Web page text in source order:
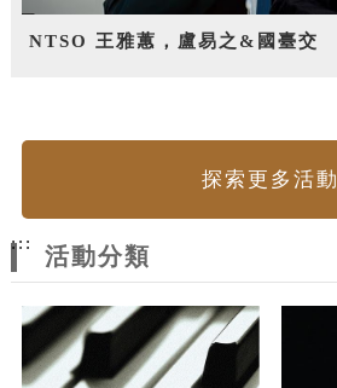
NTSO 王雅蕙，盧易之&國臺交
探索更多活動
:::
活動分類